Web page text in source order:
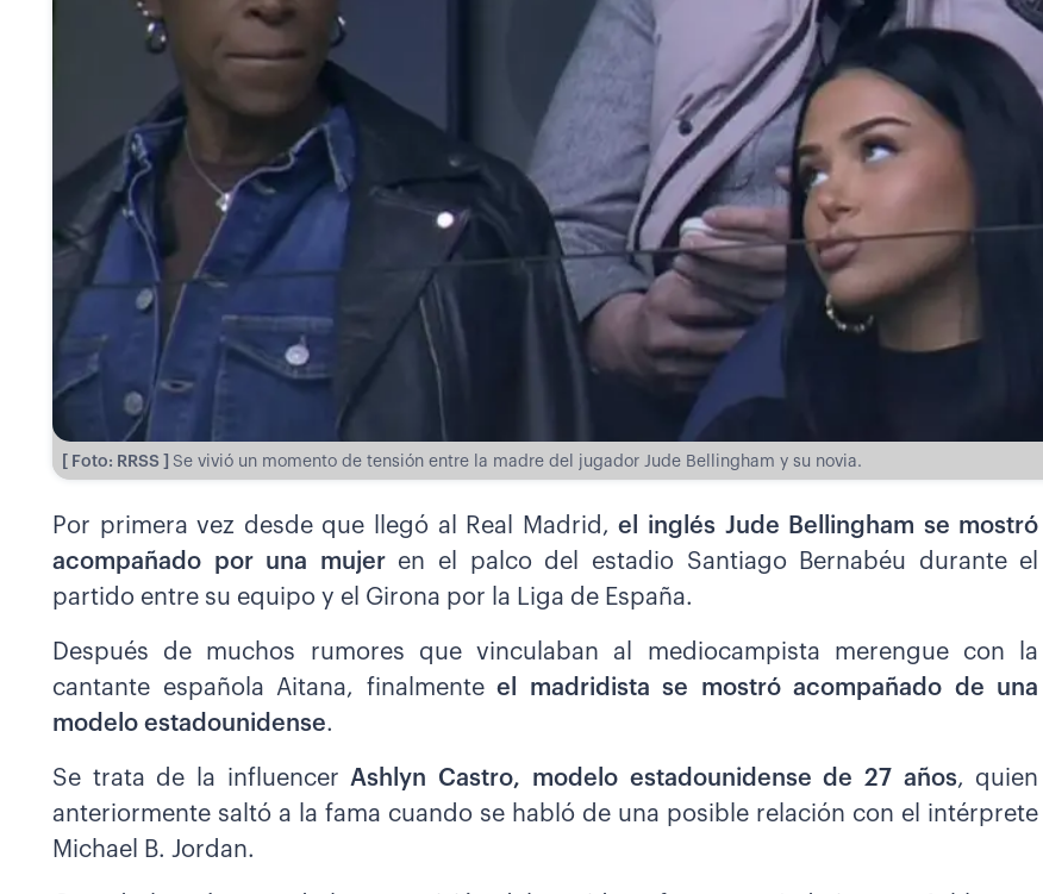
[ Foto: RRSS ] Se vivió un momento de tensión entre la madre del jugador Jude Bellingham y su novia.
Por primera vez desde que llegó al Real Madrid,el inglés Jude Bellingham se mostró
acompañado por una mujer en el palco del estadio Santiago Bernabéu durante el
partido entre su equipo y el Girona por la Liga de España.
Después de muchos rumores que vinculaban al mediocampista merengue con la
cantante española Aitana, finalmenteel madridista se mostró acompañado de una
modelo estadounidense.
Se trata de la influencer Ashlyn Castro, modelo estadounidense de 27 años, quien
anteriormente saltó a la fama cuando se habló de una posible relación con el intérprete
Michael B. Jordan.